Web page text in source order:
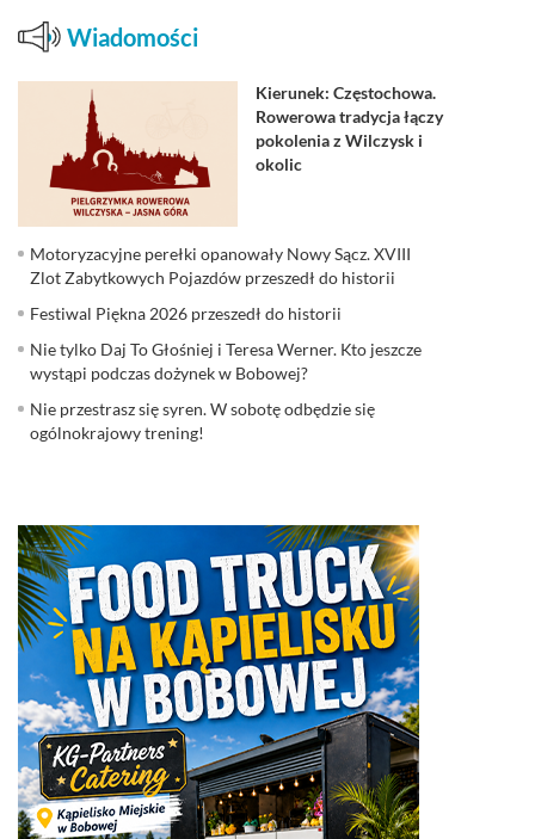
Wiadomości
Kierunek: Częstochowa.
Rowerowa tradycja łączy
pokolenia z Wilczysk i
okolic
Motoryzacyjne perełki opanowały Nowy Sącz. XVIII
Zlot Zabytkowych Pojazdów przeszedł do historii
Festiwal Piękna 2026 przeszedł do historii
Nie tylko Daj To Głośniej i Teresa Werner. Kto jeszcze
wystąpi podczas dożynek w Bobowej?
Nie przestrasz się syren. W sobotę odbędzie się
ogólnokrajowy trening!